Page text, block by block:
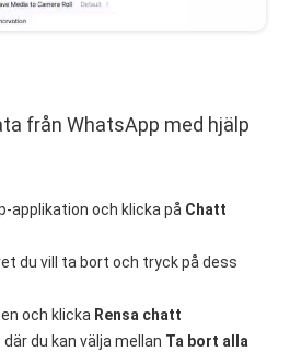
från WhatsApp med hjälp
applikation och klicka på Chatt
du vill ta bort och tryck på dess
och klicka Rensa chatt
du kan välja mellan Ta bort alla